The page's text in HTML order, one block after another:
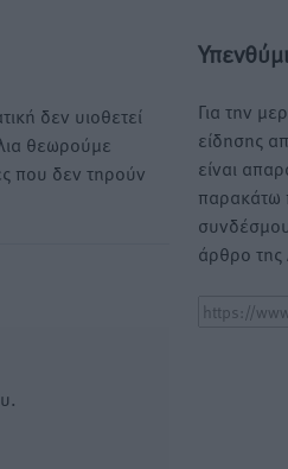
δεν υιοθετεί
θεωρούμε
που δεν τηρούν
Για την
είδησης
είναι
παρακάτω
άρθρο της